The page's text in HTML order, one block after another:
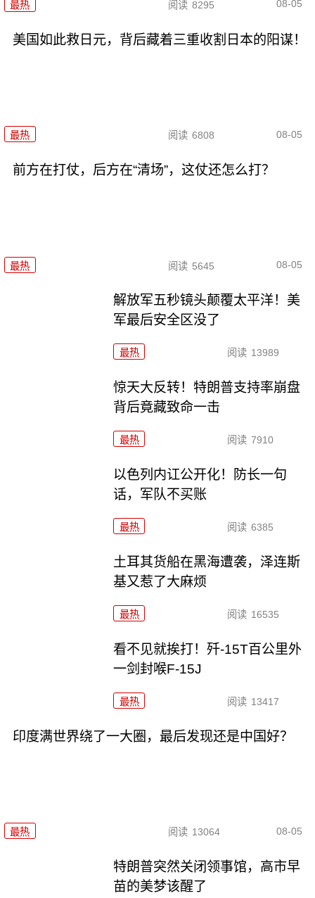
最热 阅读 8295 08-05
美国如此救日元，背后藏着三重收割日本的阳谋！
最热 阅读 6808 08-05
前方在打仗，后方在“清场”，这仗还怎么打？
最热 阅读 5645 08-05
解放军五秒镜头颠覆太平洋！美
军最后安全区没了
最热 阅读 13989
惊天大反转！特朗普支持率崩盘
背后竟藏致命一击
最热 阅读 7910
以色列内讧公开化！防长一句
话，军队不买账
最热 阅读 6385
土耳其货船在黑海遭袭，泽连斯
基又惹了大麻烦
最热 阅读 16535
看不见就挨打！歼-15T百公里外
一剑封喉F-15J
最热 阅读 13417
印度满世界绕了一大圈，最后发现还是中国好？
最热 阅读 13064 08-05
特朗普突然关闭领事馆，高市早
苗的美梦该醒了